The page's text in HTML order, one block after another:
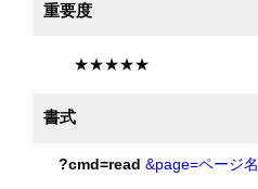
重要度
★★★★★
書式
?cmd=read &page=ページ名